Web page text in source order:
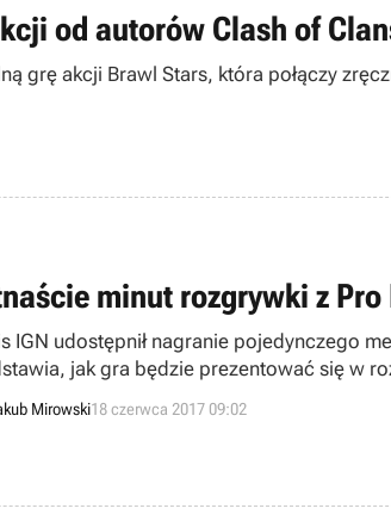
od autorów Clash of
grę akcji Brawl Stars, która połączy
minut rozgrywki z
IGN udostępnił nagranie pojedynczego
jak gra będzie prezentować się w
Mirowski18 czerwca 2017 09:02